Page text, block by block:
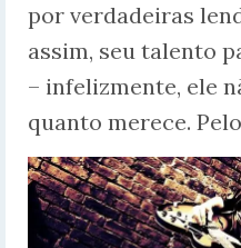
por verdadeiras
assim, seu talento
– infelizmente, ele
quanto merece.